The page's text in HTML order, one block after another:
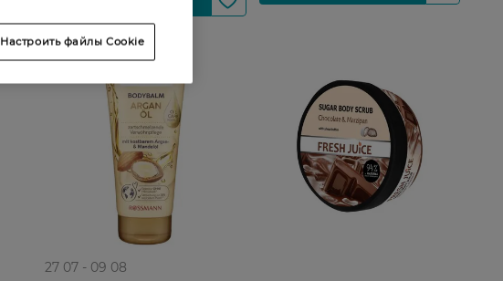
27 07 - 09 08
Настроить файлы Cookie